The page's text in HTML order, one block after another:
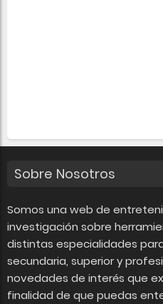
Sobre Nosotros
Somos una web de
investigación sobre
distintas especialidades
secundaria, superior y
novedades de interés que
finalidad de que puedas